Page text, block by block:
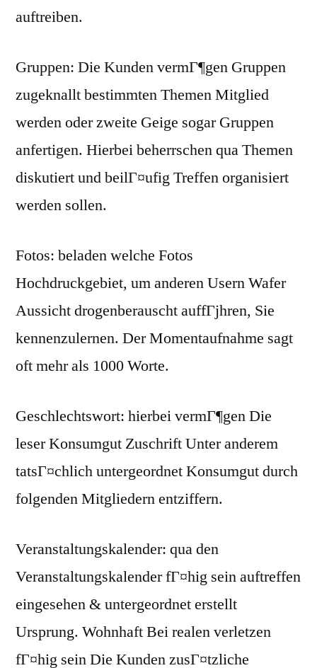
auftreiben.
Gruppen: Die Kunden vermГ¶gen Gruppen
zugeknallt bestimmten Themen Mitglied
werden oder zweite Geige sogar Gruppen
anfertigen. Hierbei beherrschen qua Themen
diskutiert und beilГ¤ufig Treffen organisiert
werden sollen.
Fotos: beladen welche Fotos
Hochdruckgebiet, um anderen Usern Wafer
Aussicht drogenberauscht auffГјhren, Sie
kennenzulernen. Der Momentaufnahme sagt
oft mehr als 1000 Worte.
Geschlechtswort: hierbei vermГ¶gen Die
leser Konsumgut Zuschrift Unter anderem
tatsГ¤chlich untergeordnet Konsumgut durch
folgenden Mitgliedern entziffern.
Veranstaltungskalender: qua den
Veranstaltungskalender fГ¤hig sein auftreffen
eingesehen & untergeordnet erstellt
Ursprung. Wohnhaft Bei realen verletzen
fГ¤hig sein Die Kunden zusГ¤tzliche